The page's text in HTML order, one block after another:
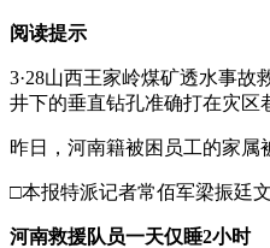
阅读提示
3·28山西王家岭煤矿透水事
井下的垂直钻孔准确打在灾区
昨日，河南籍被困员工的家属
□本报特派记者常佰军梁振廷
河南救援队员一天仅睡2小时